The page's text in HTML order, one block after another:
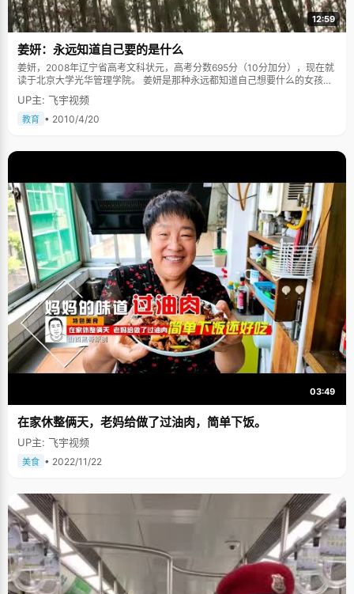
12:59
姜妍：永远知道自己要的是什么
姜妍，2008年辽宁省高考文科状元，高考分数695分（10分加分），现在就
读于北京大学光华管理学院。 姜妍是那种永远都知道自己想要什么的女孩
子。从进高一开始，她就明确的写下高中三年的目标："考一所好的学校，中
国一流的大学"，提醒自己一定要好好学习。拿了年级第一之后，她又冷静的
提醒自己："天外有天，人外有人，学校外有更优秀的同学"。姜妍说，"后来
的枝叶，阳光在地上留下斑驳的金黄色。在大学里生活学习了一年，姜妍已
经不再是那个刚进校园时候青涩和迷茫的小女孩了，成熟的痕迹在她的眉眼
中展露无疑，本已是文静温婉的女孩子更加的淡然沉静。虽然"状元"在光华
这个状元集中营中司空见惯，姜妍非常乐意的回顾这段难忘而又荣誉的经
历。 打小，姜妍就显得比别的女孩子沉稳和安静，用乖乖女称呼她十分贴
切。她非常听话，也很懂事，甚少做让父母操心的事情。在学校认真听课，
按时完成作业。在家有时间就安静的看书或者静静的看看电视，拿了第一也
不过如此。姜妍小就习惯了在第一的高一到高三，凡大考都是年级第一名，
拿第一对于姜妍来说就像每天吃饭睡觉一样正常。 "成绩好的学生应该学理科
这是个误区"，姜妍曾经在顺从大趋势学理科还是坚持自我学习文科之间徘
徊。分班初期，在理科班呆了一个多月的姜妍发现自己的优势是文科，学习
起来比较得心应手，于是坚持己见转到了文科班。"学习自己喜欢的，容易掌
握的东西，比较容易得好分数吧，"姜妍晓用手将头发笼到耳后，笑得有点小
小的狡黠。 有问题就想办法解决吧 当然了，姜妍也并非完美无缺，至少马虎
的问题让她很是头疼了一段时间。因为太粗心大意了，有时候做题总是小错
不断，虽然一再告诫自己要细心，但是做数学题，还是常犯些缺心眼的小错
题都会犯错，每犯一次错，我就改正，记住了，以后不犯了，"姜妍的这个办
很长一段时间，姜妍都很少去学校上自己，她对自己的自制力还不太自
信，"我这人爱讲话，在学校上自习就会跟周围的同学聊天啥的，不能安心学
习"，为此，姜妍特别向父母和老师申请在家自习。她给自己制定了一套适合
自己的学习进度，每天的学习任务。 面对姜妍的时候，我总觉得她的眼神中
蹈矩，是否会失去很多生活的乐趣，姜妍的答案是："不会"，那种在学习上
纠错改正，不断上升的感觉，就如登山一样，很过瘾。"会当凌绝顶，一览众
山小"，只有站在状元的位置上，才能体会到。或许，只要忍住了在自习课上
跟同学讲话，一点点的改变，你也可以是下一个状元！
UP主: 飞宇视频
教育 • 2010/4/20
03:49
在家休整俩天，老妈给做了过油肉，简单下饭。
UP主: 飞宇视频
美食 • 2022/11/22